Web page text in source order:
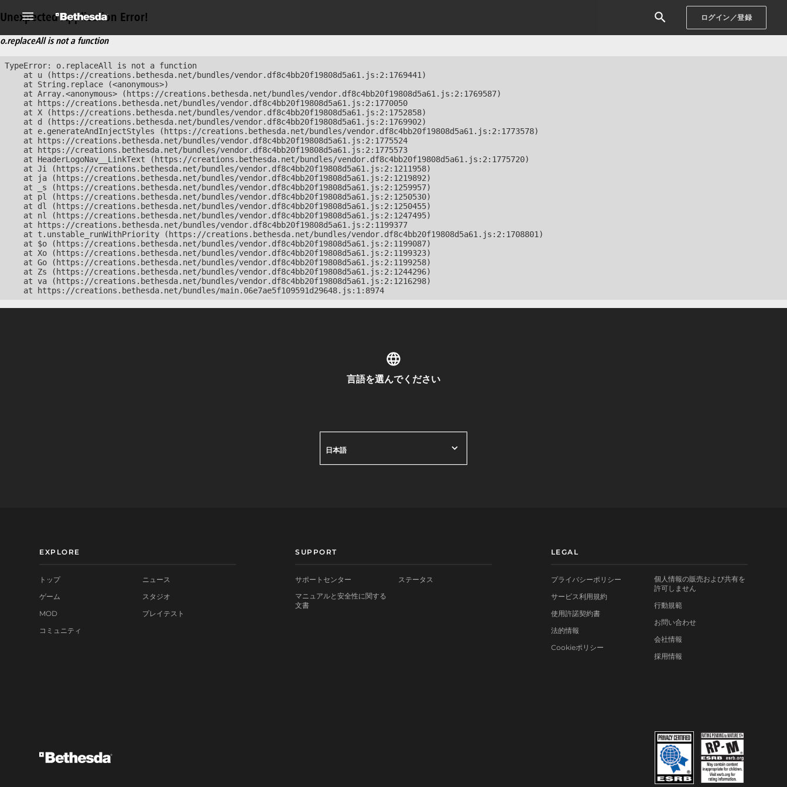
ログイン／登録
Unexpected Application Error!
o.replaceAll is not a function
TypeError: o.replaceAll is not a function
    at u (https://creations.bethesda.net/bundles/vendor.df8c4bb20f19808d5a61.js:2:1769441)
    at String.replace (<anonymous>)
    at Array.<anonymous> (https://creations.bethesda.net/bundles/vendor.df8c4bb20f19808d5a61.js:2:1769587)
    at https://creations.bethesda.net/bundles/vendor.df8c4bb20f19808d5a61.js:2:1770050
    at X (https://creations.bethesda.net/bundles/vendor.df8c4bb20f19808d5a61.js:2:1752858)
    at d (https://creations.bethesda.net/bundles/vendor.df8c4bb20f19808d5a61.js:2:1769902)
    at e.generateAndInjectStyles (https://creations.bethesda.net/bundles/vendor.df8c4bb20f19808d5a61.js:2:1773578)
    at https://creations.bethesda.net/bundles/vendor.df8c4bb20f19808d5a61.js:2:1775524
    at https://creations.bethesda.net/bundles/vendor.df8c4bb20f19808d5a61.js:2:1775573
    at HeaderLogoNav__LinkText (https://creations.bethesda.net/bundles/vendor.df8c4bb20f19808d5a61.js:2:1775720)
    at Ji (https://creations.bethesda.net/bundles/vendor.df8c4bb20f19808d5a61.js:2:1211958)
    at ja (https://creations.bethesda.net/bundles/vendor.df8c4bb20f19808d5a61.js:2:1219892)
    at _s (https://creations.bethesda.net/bundles/vendor.df8c4bb20f19808d5a61.js:2:1259957)
    at pl (https://creations.bethesda.net/bundles/vendor.df8c4bb20f19808d5a61.js:2:1250530)
    at dl (https://creations.bethesda.net/bundles/vendor.df8c4bb20f19808d5a61.js:2:1250455)
    at nl (https://creations.bethesda.net/bundles/vendor.df8c4bb20f19808d5a61.js:2:1247495)
    at https://creations.bethesda.net/bundles/vendor.df8c4bb20f19808d5a61.js:2:1199377
    at t.unstable_runWithPriority (https://creations.bethesda.net/bundles/vendor.df8c4bb20f19808d5a61.js:2:1708801)
    at $o (https://creations.bethesda.net/bundles/vendor.df8c4bb20f19808d5a61.js:2:1199087)
    at Xo (https://creations.bethesda.net/bundles/vendor.df8c4bb20f19808d5a61.js:2:1199323)
    at Go (https://creations.bethesda.net/bundles/vendor.df8c4bb20f19808d5a61.js:2:1199258)
    at Zs (https://creations.bethesda.net/bundles/vendor.df8c4bb20f19808d5a61.js:2:1244296)
    at va (https://creations.bethesda.net/bundles/vendor.df8c4bb20f19808d5a61.js:2:1216298)
    at https://creations.bethesda.net/bundles/main.06e7ae5f109591d29648.js:1:8974
言語を選んでください
日本語
EXPLORE
トップ
ゲーム
MOD
コミュニティ
ニュース
スタジオ
プレイテスト
SUPPORT
サポートセンター
マニュアルと安全性に関する
文書
ステータス
LEGAL
プライバシーポリシー
サービス利用規約
使用許諾契約書
法的情報
Cookieポリシー
個人情報の販売および共有を
許可しません
行動規範
お問い合わせ
会社情報
採用情報